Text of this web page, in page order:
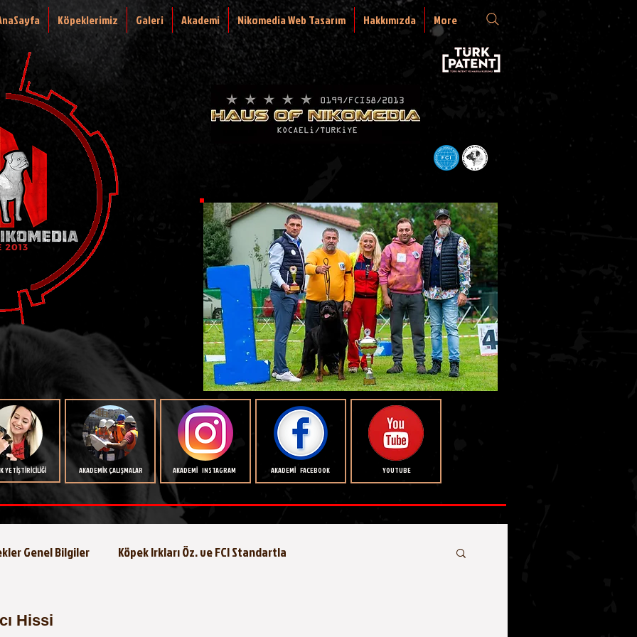
Köpeklerimiz Galeri Akademi Nikomedia Web Tasarım Hakkımızda More
YETİŞTİRİCİLİĞİ AKADEMİK ÇALIŞMALAR AKADEMİ INSTAGRAM AKADEMİ FACEBOOK YOUTUBE
Genel Bilgiler Köpek Irkları Öz. ve FCI Standartla
Hissi